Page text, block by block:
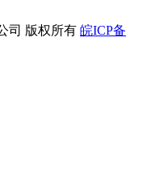
司 版权所有 皖ICP备